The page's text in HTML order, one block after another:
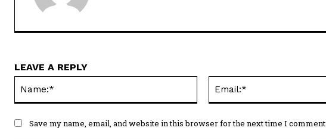
LEAVE A REPLY
Save my name, email, and website in this browser for the next time I comment.